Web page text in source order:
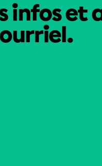
infos et